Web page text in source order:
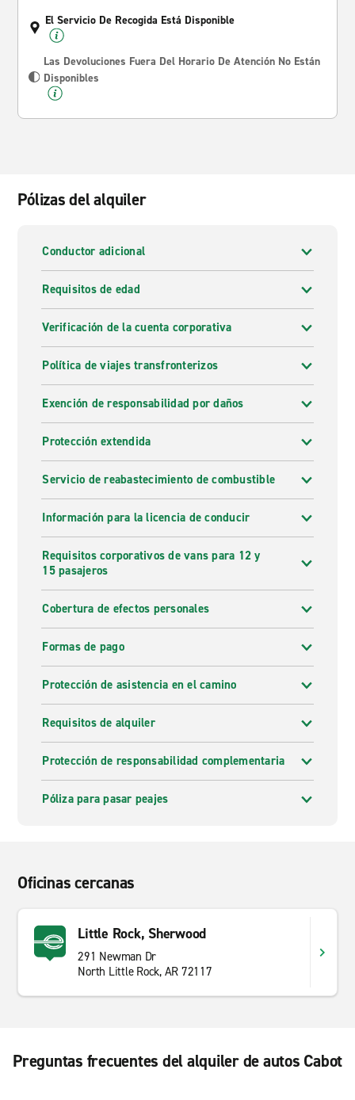
El Servicio De Recogida Está Disponible
Las Devoluciones Fuera Del Horario De Atención No Están
Disponibles
Pólizas del alquiler
Conductor adicional
Requisitos de edad
Verificación de la cuenta corporativa
Política de viajes transfronterizos
Exención de responsabilidad por daños
Protección extendida
Servicio de reabastecimiento de combustible
Información para la licencia de conducir
Requisitos corporativos de vans para 12 y
15 pasajeros
Cobertura de efectos personales
Formas de pago
Protección de asistencia en el camino
Requisitos de alquiler
Protección de responsabilidad complementaria
Póliza para pasar peajes
Oficinas cercanas
Little Rock, Sherwood
291 Newman Dr
North Little Rock, AR 72117
Preguntas frecuentes del alquiler de autos Cabot